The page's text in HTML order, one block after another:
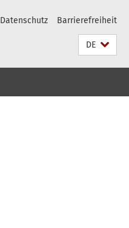
Datenschutz Barrierefreiheit
DE